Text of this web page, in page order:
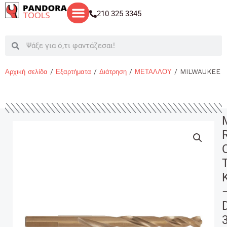
Μετάβαση
στο
210 325 3345
SearchSearch
Αρχική σελίδα / Εξαρτήματα / Διάτρηση / ΜΕΤΑΛΛΟΥ / MILWAUKEE